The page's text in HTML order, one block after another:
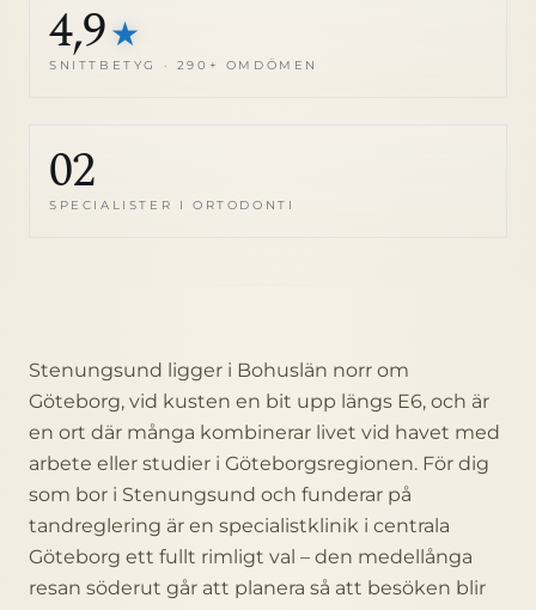
4,9★
SNITTBETYG · 290+ OMDÖMEN
02
SPECIALISTER I ORTODONTI
Stenungsund ligger i Bohuslän norr om
Göteborg, vid kusten en bit upp längs E6, och är
en ort där många kombinerar livet vid havet med
arbete eller studier i Göteborgsregionen. För dig
som bor i Stenungsund och funderar på
tandreglering är en specialistklinik i centrala
Göteborg ett fullt rimligt val – den medellånga
resan söderut går att planera så att besöken blir